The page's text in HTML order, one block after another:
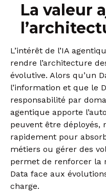
La valeur
L’intérêt de l’IA
rendre l’architecture
évolutive. Alors qu’un
l’information et que le
responsabilité par
agentique apporte
peuvent être déployés,
rapidement pour
métiers ou gérer des
permet de renforcer la
Data face aux
charge.